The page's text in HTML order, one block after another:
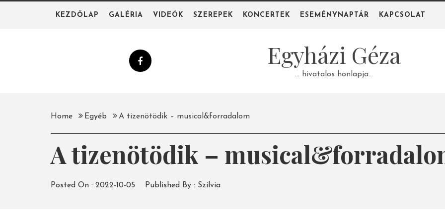
KEZDŐLAP GALÉRIA VIDEÓK SZEREPEK KONCERTEK ESEMÉNYNAPTÁR KAPCSOLAT
Egyházi Géza
… hivatalos honlapja…
Home Egyéb A tizenötödik – musical&forradalom
A tizenötödik –
Posted On : 2022-10-05 Published By : Szilvia